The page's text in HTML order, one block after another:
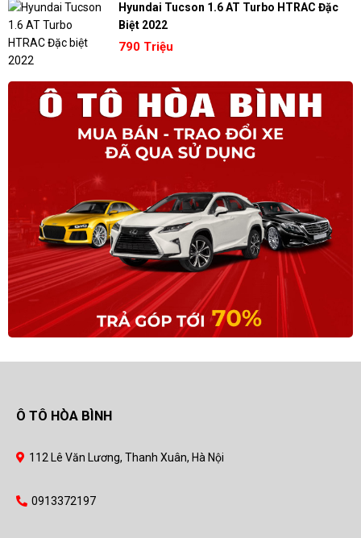
Hyundai Tucson 1.6 AT Turbo HTRAC Đặc
Biệt 2022
790 Triệu
Ô TÔ HÒA BÌNH
112 Lê Văn Lương, Thanh Xuân, Hà Nội
0913372197